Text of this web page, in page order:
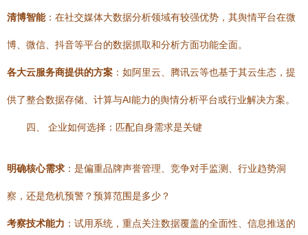
清博智能：在社交媒体大数据分析领域有较强优势，其舆情平台在微
博、微信、抖音等平台的数据抓取和分析方面功能全面。
各大云服务商提供的方案 ：如阿里云、腾讯云等也基于其云生态，提
供了整合数据存储、计算与AI能力的舆情分析平台或行业解决方案。
四、 企业如何选择：匹配自身需求是关键
明确核心需求 ：是偏重品牌声誉管理、竞争对手监测、行业趋势洞
察，还是危机预警？预算范围是多少？
考察技术能力 ：试用系统，重点关注数据覆盖的全面性、信息推送的